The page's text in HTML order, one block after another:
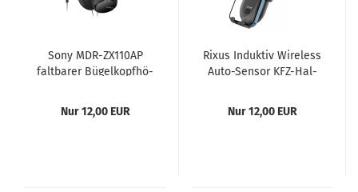
Sony MDR-​ZX110AP
falt­ba­rer Bü­gel­kopf­hö­
Nur 12,00 EUR
Rixus In­duk­tiv Wire­less
Auto-​Sen­sor KFZ-​Hal­
Nur 12,00 EUR